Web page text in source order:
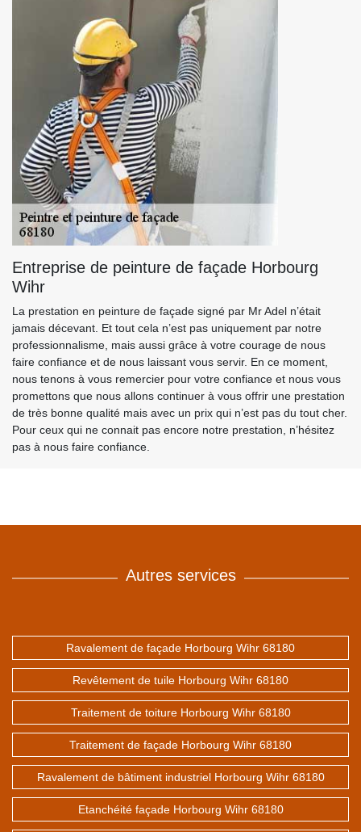
Entreprise de peinture de façade Horbourg
Wihr
La prestation en peinture de façade signé par Mr Adel n’était
jamais décevant. Et tout cela n’est pas uniquement par notre
professionnalisme, mais aussi grâce à votre courage de nous
faire confiance et de nous laissant vous servir. En ce moment,
nous tenons à vous remercier pour votre confiance et nous vous
promettons que nous allons continuer à vous offrir une prestation
de très bonne qualité mais avec un prix qui n’est pas du tout cher.
Pour ceux qui ne connait pas encore notre prestation, n’hésitez
pas à nous faire confiance.
Autres services
Ravalement de façade Horbourg Wihr 68180
Revêtement de tuile Horbourg Wihr 68180
Traitement de toiture Horbourg Wihr 68180
Traitement de façade Horbourg Wihr 68180
Ravalement de bâtiment industriel Horbourg Wihr 68180
Etanchéité façade Horbourg Wihr 68180